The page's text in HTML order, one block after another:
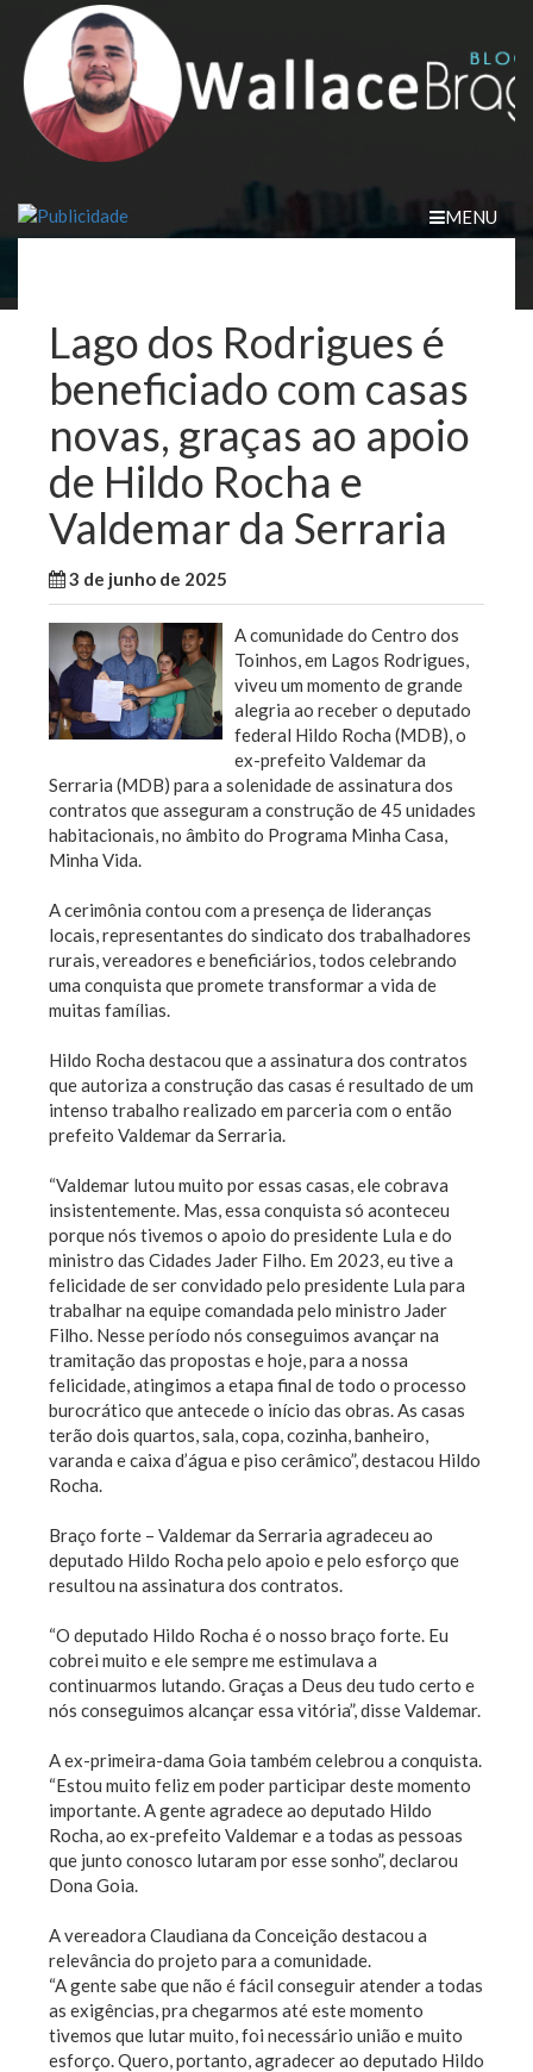
content
MENU
Lago dos Rodrigues é
beneficiado com casas
novas, graças ao apoio
de Hildo Rocha e
Valdemar da Serraria
3 de junho de 2025
A comunidade do Centro dos
Toinhos, em Lagos Rodrigues,
viveu um momento de grande
alegria ao receber o deputado
federal Hildo Rocha (MDB), o
ex-prefeito Valdemar da
Serraria (MDB) para a solenidade de assinatura dos
contratos que asseguram a construção de 45 unidades
habitacionais, no âmbito do Programa Minha Casa,
Minha Vida.
A cerimônia contou com a presença de lideranças
locais, representantes do sindicato dos trabalhadores
rurais, vereadores e beneficiários, todos celebrando
uma conquista que promete transformar a vida de
muitas famílias.
Hildo Rocha destacou que a assinatura dos contratos
que autoriza a construção das casas é resultado de um
intenso trabalho realizado em parceria com o então
prefeito Valdemar da Serraria.
“Valdemar lutou muito por essas casas, ele cobrava
insistentemente. Mas, essa conquista só aconteceu
porque nós tivemos o apoio do presidente Lula e do
ministro das Cidades Jader Filho. Em 2023, eu tive a
felicidade de ser convidado pelo presidente Lula para
trabalhar na equipe comandada pelo ministro Jader
Filho. Nesse período nós conseguimos avançar na
tramitação das propostas e hoje, para a nossa
felicidade, atingimos a etapa final de todo o processo
burocrático que antecede o início das obras. As casas
terão dois quartos, sala, copa, cozinha, banheiro,
varanda e caixa d’água e piso cerâmico”, destacou Hildo
Rocha.
Braço forte – Valdemar da Serraria agradeceu ao
deputado Hildo Rocha pelo apoio e pelo esforço que
resultou na assinatura dos contratos.
“O deputado Hildo Rocha é o nosso braço forte. Eu
cobrei muito e ele sempre me estimulava a
continuarmos lutando. Graças a Deus deu tudo certo e
nós conseguimos alcançar essa vitória”, disse Valdemar.
A ex-primeira-dama Goia também celebrou a conquista.
“Estou muito feliz em poder participar deste momento
importante. A gente agradece ao deputado Hildo
Rocha, ao ex-prefeito Valdemar e a todas as pessoas
que junto conosco lutaram por esse sonho”, declarou
Dona Goia.
A vereadora Claudiana da Conceição destacou a
relevância do projeto para a comunidade.
“A gente sabe que não é fácil conseguir atender a todas
as exigências, pra chegarmos até este momento
tivemos que lutar muito, foi necessário união e muito
esforço. Quero, portanto, agradecer ao deputado Hildo